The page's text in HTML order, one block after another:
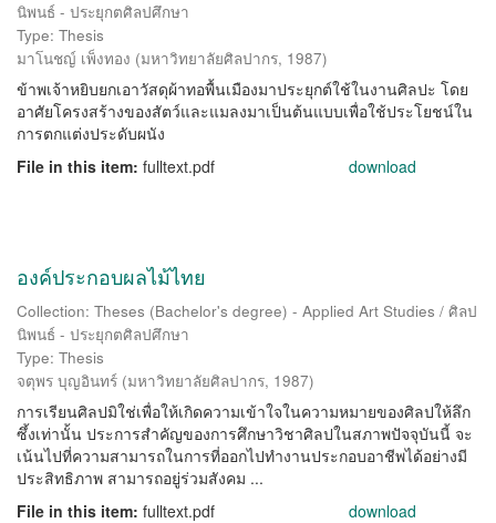
นิพนธ์ - ประยุกตศิลปศึกษา
Type: Thesis
มาโนชญ์ เพ็งทอง (มหาวิทยาลัยศิลปากร, 1987)
ข้าพเจ้าหยิบยกเอาวัสดุผ้าทอพื้นเมืองมาประยุกต์ใช้ในงานศิลปะ โดย
อาศัยโครงสร้างของสัตว์และแมลงมาเป็นต้นแบบเพื่อใช้ประโยชน์ใน
การตกแต่งประดับผนัง
File in this item: fulltext.pdf download
องค์ประกอบผลไม้ไทย
Collection: Theses (Bachelor's degree) - Applied Art Studies / ศิลป
นิพนธ์ - ประยุกตศิลปศึกษา
Type: Thesis
จตุพร บุญอินทร์ (มหาวิทยาลัยศิลปากร, 1987)
การเรียนศิลปมิใช่เพื่อให้เกิดความเข้าใจในความหมายของศิลปให้ลึก
ซึ้งเท่านั้น ประการสำคัญของการศึกษาวิชาศิลปในสภาพปัจจุบันนี้ จะ
เน้นไปที่ความสามารถในการที่ออกไปทำงานประกอบอาชีพได้อย่างมี
ประสิทธิภาพ สามารถอยู่ร่วมสังคม ...
File in this item: fulltext.pdf download